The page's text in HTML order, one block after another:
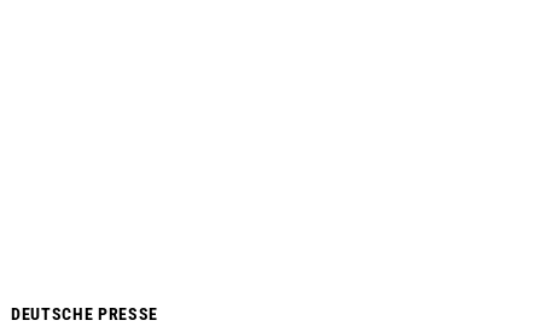
DEUTSCHE PRESSE